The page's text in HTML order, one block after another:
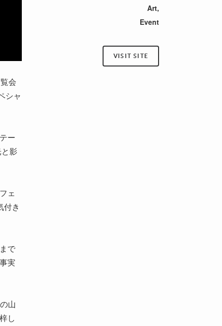
会
シャ
ー
影
ェ
付き
で
実
山
し
Art,
Event
VISIT SITE